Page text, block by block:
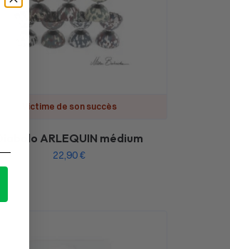
Victime de son succès
Diabolo ARLEQUIN médium
22,90€